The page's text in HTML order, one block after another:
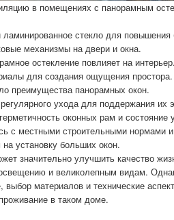
в помещениях с панорамным
стекло для повышения
механизмы на двери и окна.
остекление повлияет на
для создания ощущения
преимущества панорамных окон.
ухода для поддержания их
оконных рам и состояние
с местными строительными нормами
установку больших окон.
значительно улучшить качество
и великолепным видам.
выбор материалов и технические
в таком доме.